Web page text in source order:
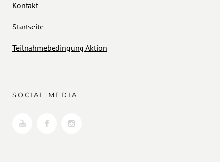
Kontakt
Startseite
Teilnahmebedingung Aktion
SOCIAL MEDIA